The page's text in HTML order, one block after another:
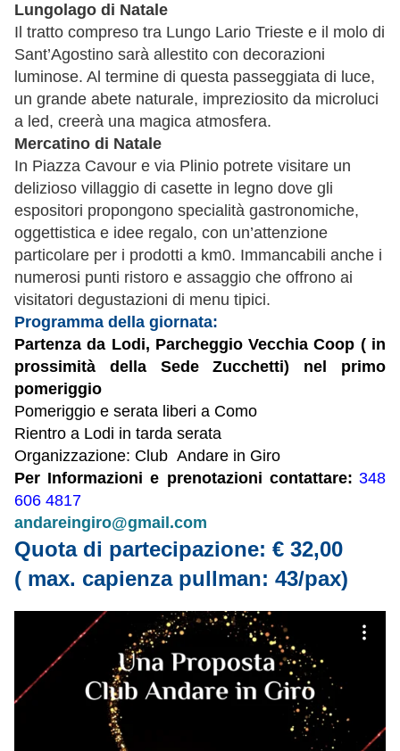
Lungolago di Natale
Il tratto compreso tra Lungo Lario Trieste e il molo di
Sant’Agostino sarà allestito con decorazioni
luminose. Al termine di questa passeggiata di luce,
un grande abete naturale, impreziosito da microluci
a led, creerà una magica atmosfera.
Mercatino di Natale
In Piazza Cavour e via Plinio potrete visitare un
delizioso villaggio di casette in legno dove gli
espositori propongono specialità gastronomiche,
oggettistica e idee regalo, con un’attenzione
particolare per i prodotti a km0. Immancabili anche i
numerosi punti ristoro e assaggio che offrono ai
visitatori degustazioni di menu tipici.
Programma della giornata:
Partenza da Lodi, Parcheggio Vecchia Coop ( in
prossimità della Sede Zucchetti) nel primo
pomeriggio
Pomeriggio e serata liberi a Como
Rientro a Lodi in tarda serata
Organizzazione: Club Andare in Giro
Per Informazioni e prenotazioni contattare: 348
606 4817
andareingiro@gmail.com
Quota di partecipazione: € 32,00
( max. capienza pullman: 43/pax)